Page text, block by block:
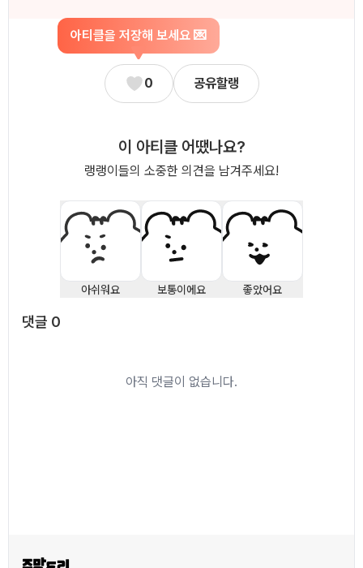
아티클을 저장해 보세요 💌
0 공유할랭
이 아티클 어땠나요?
랭랭이들의 소중한 의견을 남겨주세요!
아쉬워요 보통이에요 좋았어요
댓글 0
아직 댓글이 없습니다.